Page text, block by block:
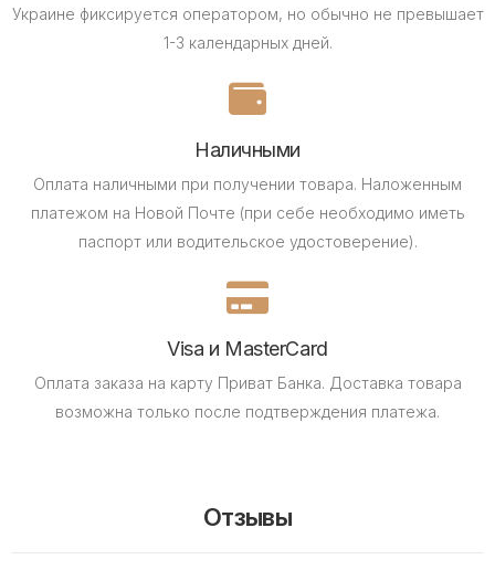
Украине фиксируется оператором, но обычно не превышает
1-3 календарных дней.
Наличными
Оплата наличными при получении товара. Наложенным
платежом на Новой Почте (при себе необходимо иметь
паспорт или водительское удостоверение).
Visa и MasterCard
Оплата заказа на карту Приват Банка. Доставка товара
возможна только после подтверждения платежа.
Отзывы